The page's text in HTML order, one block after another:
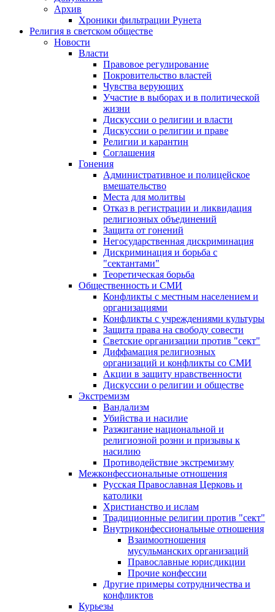
Архив
Хроники фильтрации Рунета
Религия в светском обществе
Новости
Власти
Правовое регулирование
Покровительство властей
Чувства верующих
Участие в выборах и в политической
жизни
Дискуссии о религии и власти
Дискуссии о религии и праве
Религии и карантин
Соглашения
Гонения
Административное и полицейское
вмешательство
Места для молитвы
Отказ в регистрации и ликвидация
религиозных объединений
Защита от гонений
Негосударственная дискриминация
Дискриминация и борьба с
"сектантами"
Теоретическая борьба
Общественность и СМИ
Конфликты с местным населением и
организациями
Конфликты с учреждениями культуры
Защита права на свободу совести
Светские организации против "сект"
Диффамация религиозных
организаций и конфликты со СМИ
Акции в защиту нравственности
Дискуссии о религии и обществе
Экстремизм
Вандализм
Убийства и насилие
Разжигание национальной и
религиозной розни и призывы к
насилию
Противодействие экстремизму
Межконфессиональные отношения
Русская Православная Церковь и
католики
Христианство и ислам
Традиционные религии против "сект"
Внутриконфессиональные отношения
Взаимоотношения
мусульманских организаций
Православные юрисдикции
Прочие конфессии
Другие примеры сотрудничества и
конфликтов
Курьезы